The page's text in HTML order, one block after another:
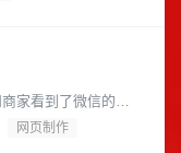
家看到了微信的发
比如利用微信公众
网页制作